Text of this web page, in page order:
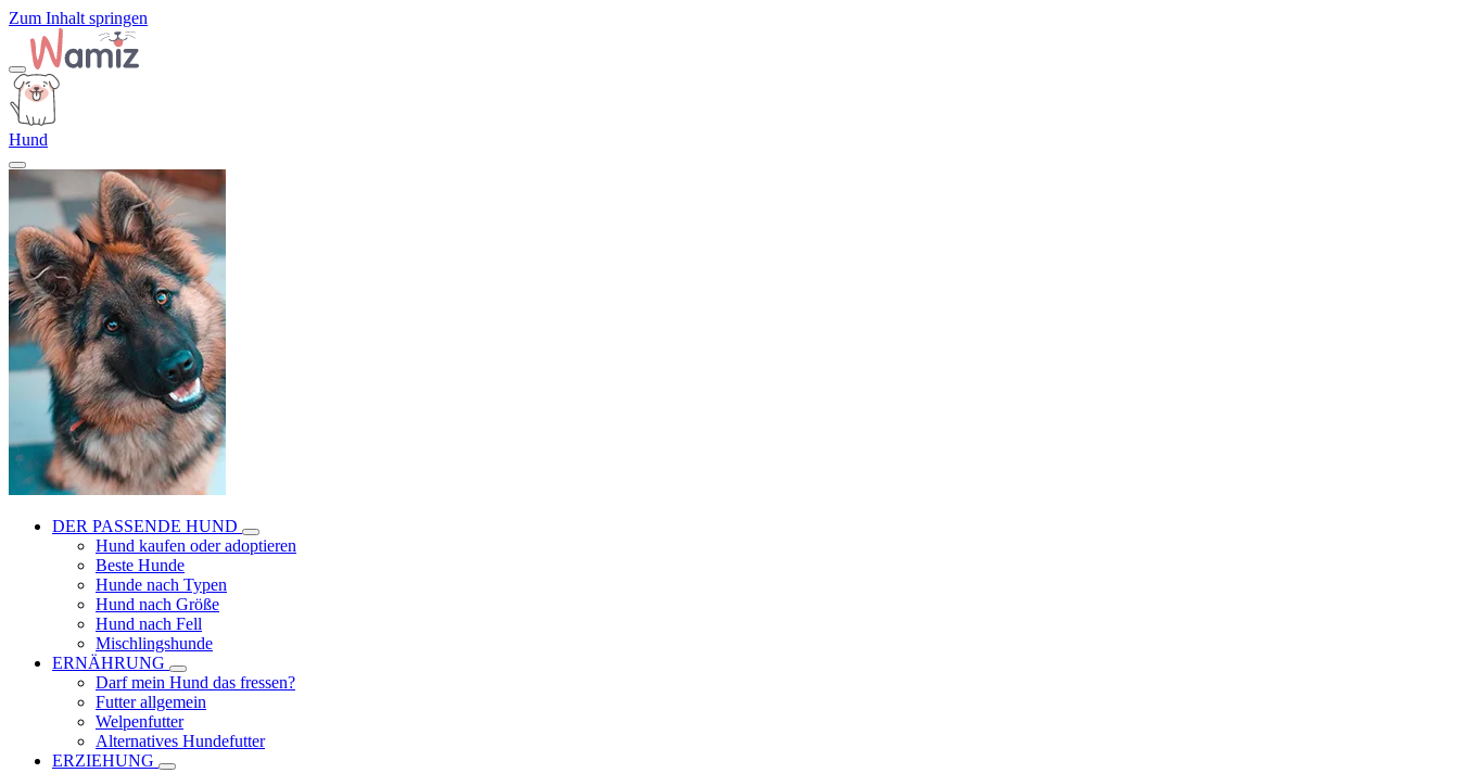
Zum Inhalt springen
Hund
DER PASSENDE HUND
Hund kaufen oder adoptieren
Beste Hunde
Hunde nach Typen
Hund nach Größe
Hund nach Fell
Mischlingshunde
ERNÄHRUNG
Darf mein Hund das fressen?
Futter allgemein
Welpenfutter
Alternatives Hundefutter
ERZIEHUNG